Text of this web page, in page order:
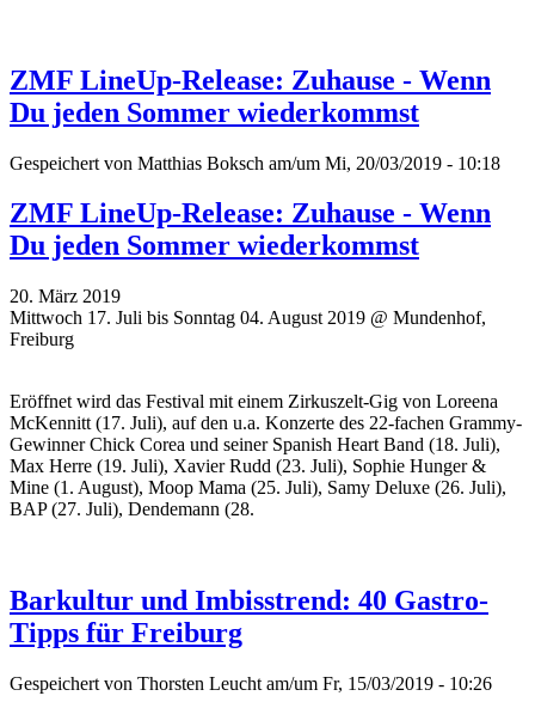
ZMF LineUp-Release: Zuhause - Wenn
Du jeden Sommer wiederkommst
Gespeichert von Matthias Boksch am/um Mi, 20/03/2019 - 10:18
ZMF LineUp-Release: Zuhause - Wenn
Du jeden Sommer wiederkommst
20. März 2019
Mittwoch 17. Juli bis Sonntag 04. August 2019 @ Mundenhof,
Freiburg
Eröffnet wird das Festival mit einem Zirkuszelt-Gig von Loreena
McKennitt (17. Juli), auf den u.a. Konzerte des 22-fachen Grammy-
Gewinner Chick Corea und seiner Spanish Heart Band (18. Juli),
Max Herre (19. Juli), Xavier Rudd (23. Juli), Sophie Hunger &
Mine (1. August), Moop Mama (25. Juli), Samy Deluxe (26. Juli),
BAP (27. Juli), Dendemann (28.
Barkultur und Imbisstrend: 40 Gastro-
Tipps für Freiburg
Gespeichert von Thorsten Leucht am/um Fr, 15/03/2019 - 10:26